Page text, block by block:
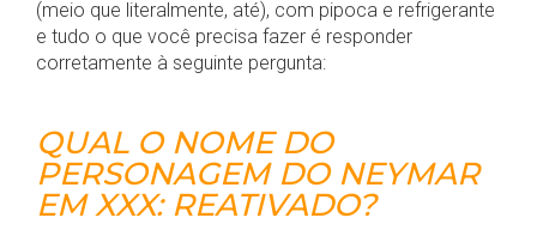
(meio que literalmente, até), com pipoca e refrigerante
e tudo o que você precisa fazer é responder
corretamente à seguinte pergunta:
QUAL O NOME DO
PERSONAGEM DO NEYMAR
EM XXX: REATIVADO?